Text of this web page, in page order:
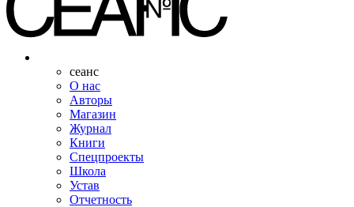
сеанс
О нас
Авторы
Магазин
Журнал
Книги
Спецпроекты
Школа
Устав
Отчетность